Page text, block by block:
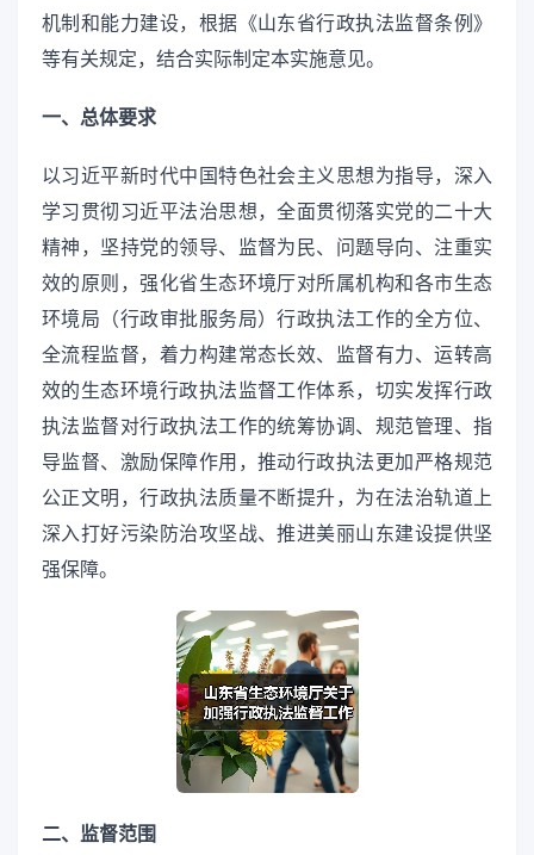
机制和能力建设，根据《山东省行政执法监督条例》
等有关规定，结合实际制定本实施意见。
一、总体要求
以习近平新时代中国特色社会主义思想为指导，深入
学习贯彻习近平法治思想，全面贯彻落实党的二十大
精神，坚持党的领导、监督为民、问题导向、注重实
效的原则，强化省生态环境厅对所属机构和各市生态
环境局（行政审批服务局）行政执法工作的全方位、
全流程监督，着力构建常态长效、监督有力、运转高
效的生态环境行政执法监督工作体系，切实发挥行政
执法监督对行政执法工作的统筹协调、规范管理、指
导监督、激励保障作用，推动行政执法更加严格规范
公正文明，行政执法质量不断提升，为在法治轨道上
深入打好污染防治攻坚战、推进美丽山东建设提供坚
强保障。
二、监督范围